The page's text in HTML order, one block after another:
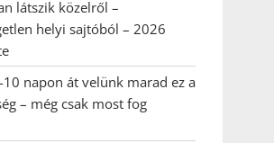
látszik közelről –
helyi sajtóból – 2026
napon át velünk marad ez a
– még csak most fog